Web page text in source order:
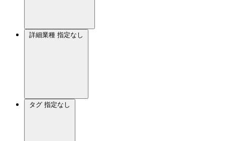
詳細業種 指定なし
タグ 指定なし